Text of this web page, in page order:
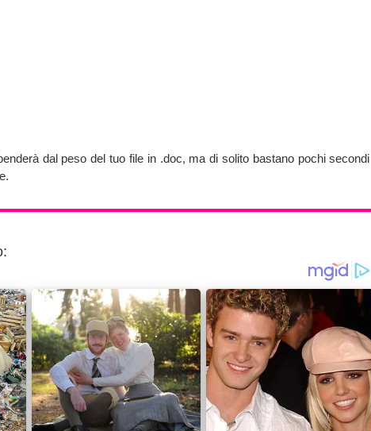
dal peso del tuo file in .doc, ma di solito bastano pochi secondi